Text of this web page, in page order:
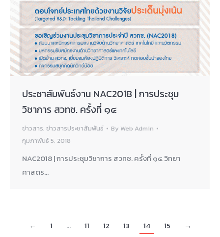
ประชาสัมพันธ์งาน NAC2018 | การประชุม
วิชาการ สวทช. ครั้งที่ ๑๔
ข่าวสาร, ข่าวสารประชาสัมพันธ์ By Web Admin
กุมภาพันธ์ 5, 2018
NAC2018 | การประชุมวิชาการ สวทช. ครั้งที่ ๑๔ วิทยา
ศาสตร…
← 1 … 11 12 13 14 15 →